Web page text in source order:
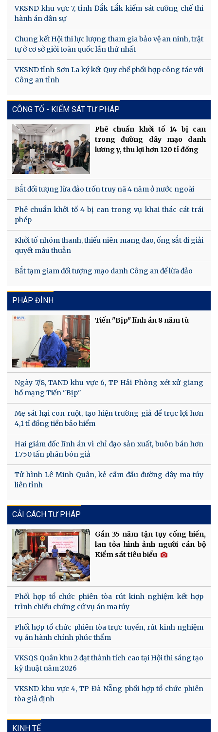
VKSND khu vực 7, tỉnh Đắk Lắk kiểm sát cưỡng chế thi
hành án dân sự
Chung kết Hội thi lực lượng tham gia bảo vệ an ninh, trật
tự ở cơ sở giỏi toàn quốc lần thứ nhất
VKSND tỉnh Sơn La ký kết Quy chế phối hợp công tác với
Công an tỉnh
CÔNG TỐ - KIỂM SÁT TƯ PHÁP
Phê chuẩn khởi tố 14 bị can
trong đường dây mạo danh
lương y, thu lợi hơn 120 tỉ đồng
Bắt đối tượng lừa đảo trốn truy nã 4 năm ở nước ngoài
Phê chuẩn khởi tố 4 bị can trong vụ khai thác cát trái
phép
Khởi tố nhóm thanh, thiếu niên mang đao, ống sắt đi giải
quyết mâu thuẫn
Bắt tạm giam đối tượng mạo danh Công an để lừa đảo
PHÁP ĐÌNH
Tiến "Bịp" lĩnh án 8 năm tù
Ngày 7/8, TAND khu vực 6, TP Hải Phòng xét xử giang
hồ mạng Tiến "Bịp"
Mẹ sát hại con ruột, tạo hiện trường giả để trục lợi hơn
4,1 tỉ đồng tiền bảo hiểm
Hai giám đốc lĩnh án vì chỉ đạo sản xuất, buôn bán hơn
1.750 tấn phân bón giả
Tử hình Lê Minh Quân, kẻ cầm đầu đường dây ma túy
liên tỉnh
CẢI CÁCH TƯ PHÁP
Gần 35 năm tận tụy cống hiến,
lan tỏa hình ảnh người cán bộ
Kiểm sát tiêu biểu
Phối hợp tổ chức phiên tòa rút kinh nghiệm kết hợp
trình chiếu chứng cứ vụ án ma túy
Phối hợp tổ chức phiên tòa trực tuyến, rút kinh nghiệm
vụ án hành chính phúc thẩm
VKSQS Quân khu 2 đạt thành tích cao tại Hội thi sáng tạo
kỹ thuật năm 2026
VKSND khu vực 4, TP Đà Nẵng phối hợp tổ chức phiên
tòa giả định
KINH TẾ